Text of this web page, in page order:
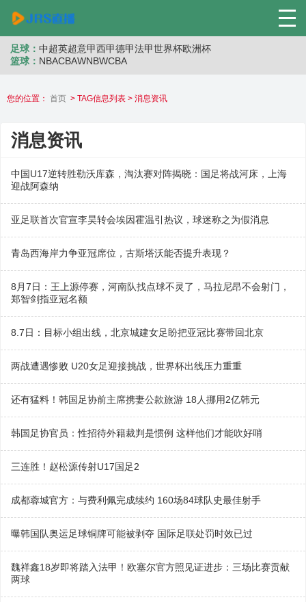
足球： 中超英超意甲西甲德甲法甲世界杯欧洲杯
篮球： NBACBAWNBWCBA
您的位置： 首页 > TAG信息列表 > 消息资讯
消息资讯
中国U17逆转胜勒沃库森，淘汰赛对阵揭晓：国足将战河床，上海
迎战阿森纳
亚足联首次官宣李昊转会埃因霍温引热议，球迷称之为假消息
青岛西海岸力争亚冠席位，古斯塔沃能否提升表现？
8月7日：王上源停赛，河南队找点球不灵了，马拉尼昂不会射门，
郑智剑指亚冠名额
8.7日：目标小组出线，北京城建女足盼把亚冠比赛带回北京
两战遭遇惨败 U20女足迎接挑战，世界杯出线压力重重
还有猛料！韩国足协前主席携妻公款旅游 18人挪用2亿韩元
韩国足协官员：性招待外籍裁判是惯例 这样他们才能吹好哨
三连胜！赵松源传射U17国足2
成都蓉城官方：与费利佩完成续约 160场84球队史最佳射手
曝韩国队奥运足球铜牌可能被剥夺 国际足联处罚时效已过
魏祥鑫18岁即将踏入法甲！欧塞尔官方照见证进步：三场比赛贡献
两球